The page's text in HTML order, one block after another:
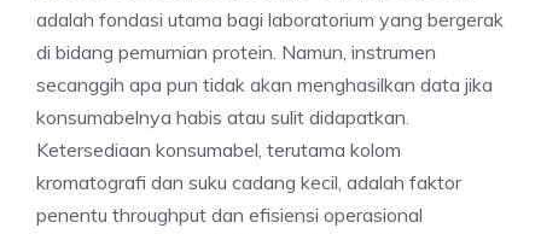
adalah fondasi utama bagi laboratorium yang bergerak
di bidang pemurnian protein. Namun, instrumen
secanggih apa pun tidak akan menghasilkan data jika
konsumabelnya habis atau sulit didapatkan.
Ketersediaan konsumabel, terutama kolom
kromatografi dan suku cadang kecil, adalah faktor
penentu throughput dan efisiensi operasional